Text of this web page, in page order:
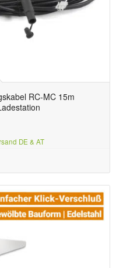
RC-MC 15m
DE & AT